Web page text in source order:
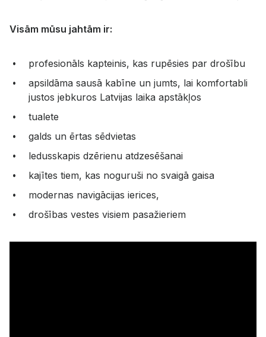
Visām mūsu jahtām ir:
profesionāls kapteinis, kas rupēsies par drošību
apsildāma sausā kabīne un jumts, lai komfortabli
justos jebkuros Latvijas laika apstākļos
tualete
galds un ērtas sēdvietas
ledusskapis dzērienu atdzesēšanai
kajītes tiem, kas noguruši no svaigā gaisa
modernas navigācijas ierices,
drošības vestes visiem pasažieriem